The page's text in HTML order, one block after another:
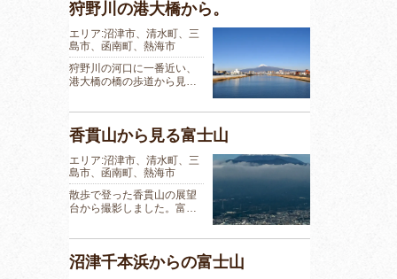
狩野川の港大橋から。
エリア:沼津市、清水町、三
島市、函南町、熱海市
狩野川の河口に一番近い、
港大橋の橋の歩道から見…
香貫山から見る富士山
エリア:沼津市、清水町、三
島市、函南町、熱海市
散歩で登った香貫山の展望
台から撮影しました。富…
沼津千本浜からの富士山